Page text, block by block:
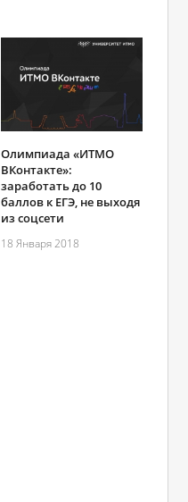
Олимпиада «ИТМО
ВКонтакте»:
заработать до 10
баллов к ЕГЭ, не выходя
из соцсети
18 Января 2018